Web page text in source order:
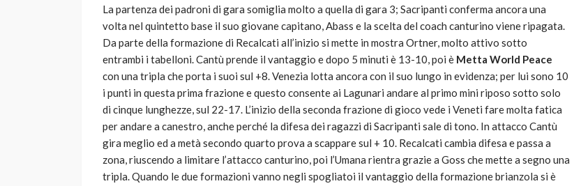
La partenza dei padroni di gara somiglia molto a quella di gara 3; Sacripanti conferma ancora una
volta nel quintetto base il suo giovane capitano, Abass e la scelta del coach canturino viene ripagata.
Da parte della formazione di Recalcati all’inizio si mette in mostra Ortner, molto attivo sotto
entrambi i tabelloni. Cantù prende il vantaggio e dopo 5 minuti è 13-10, poi è Metta World Peace
con una tripla che porta i suoi sul +8. Venezia lotta ancora con il suo lungo in evidenza; per lui sono 10
i punti in questa prima frazione e questo consente ai Lagunari andare al primo mini riposo sotto solo
di cinque lunghezze, sul 22-17. L’inizio della seconda frazione di gioco vede i Veneti fare molta fatica
per andare a canestro, anche perché la difesa dei ragazzi di Sacripanti sale di tono. In attacco Cantù
gira meglio ed a metà secondo quarto prova a scappare sul + 10. Recalcati cambia difesa e passa a
zona, riuscendo a limitare l’attacco canturino, poi l’Umana rientra grazie a Goss che mette a segno una
tripla. Quando le due formazioni vanno negli spogliatoi il vantaggio della formazione brianzola si è